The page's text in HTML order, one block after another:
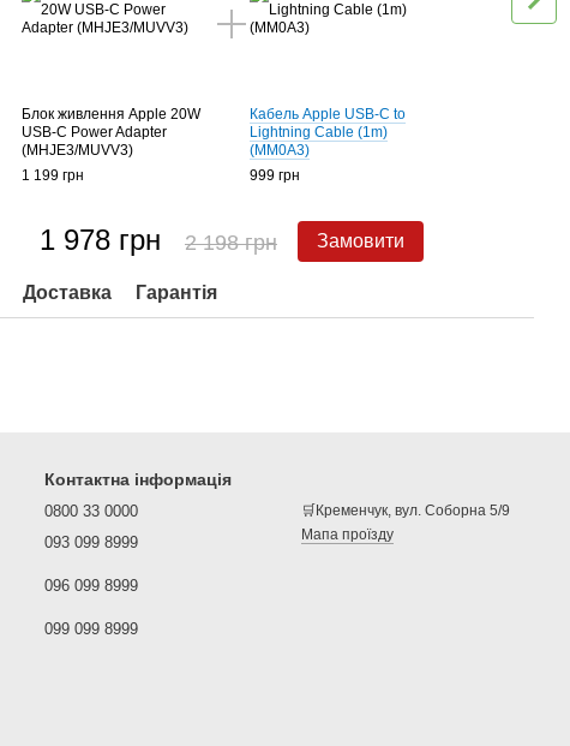
Блок живлення Apple 20W
USB-C Power Adapter
(MHJE3/MUVV3)
1 199 грн
Кабель Apple USB-C to
Lightning Cable (1m)
(MM0A3)
999 грн
1 978 грн 2 198 грн Замовити
Доставка Гарантія
Контактна інформація
0800 33 0000
093 099 8999
096 099 8999
099 099 8999
🛒Кременчук, вул. Соборна 5/9
Мапа проїзду